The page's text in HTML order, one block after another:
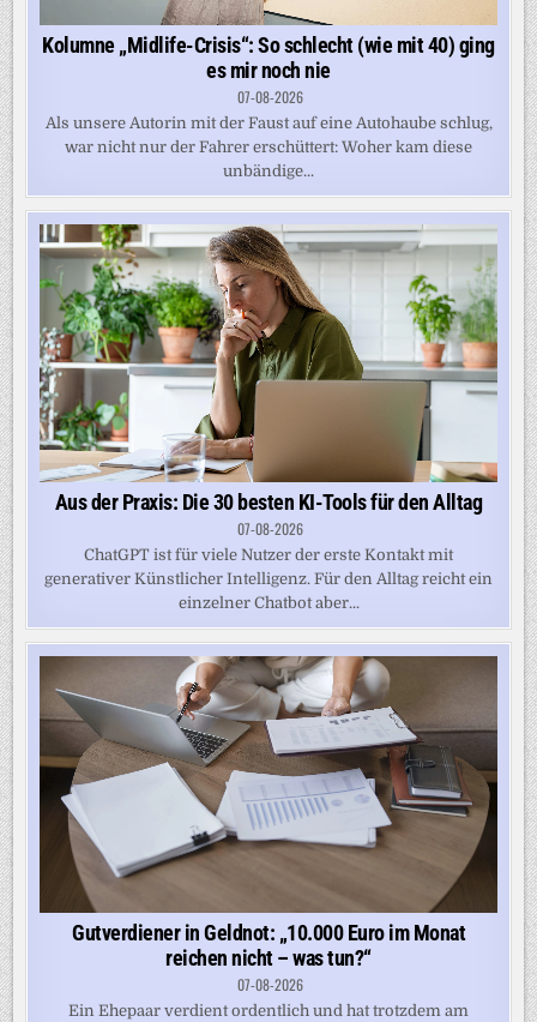
Kolumne „Midlife-Crisis“: So schlecht (wie mit 40) ging
es mir noch nie
07-08-2026
Als unsere Autorin mit der Faust auf eine Autohaube schlug,
war nicht nur der Fahrer erschüttert: Woher kam diese
unbändige...
Aus der Praxis: Die 30 besten KI-Tools für den Alltag
07-08-2026
ChatGPT ist für viele Nutzer der erste Kontakt mit
generativer Künstlicher Intelligenz. Für den Alltag reicht ein
einzelner Chatbot aber...
Gutverdiener in Geldnot: „10.000 Euro im Monat
reichen nicht – was tun?“
07-08-2026
Ein Ehepaar verdient ordentlich und hat trotzdem am